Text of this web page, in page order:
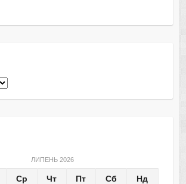
ЛИПЕНЬ 2026
Ср Чт Пт Сб Нд